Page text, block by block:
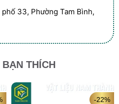
phố 33, Phường Tam Bình,
THÍCH
-22%